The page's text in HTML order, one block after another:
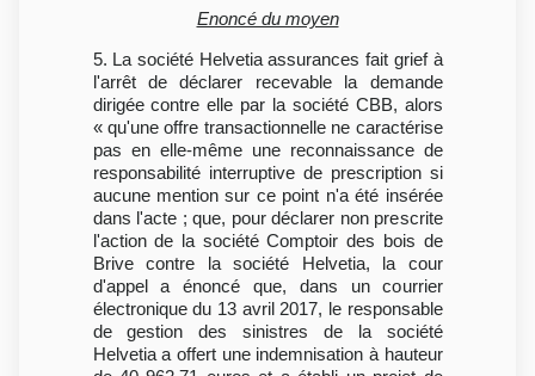
Enoncé du moyen
5. La société Helvetia assurances fait grief à
l'arrêt de déclarer recevable la demande
dirigée contre elle par la société CBB, alors
« qu'une offre transactionnelle ne caractérise
pas en elle-même une reconnaissance de
responsabilité interruptive de prescription si
aucune mention sur ce point n'a été insérée
dans l'acte ; que, pour déclarer non prescrite
l'action de la société Comptoir des bois de
Brive contre la société Helvetia, la cour
d'appel a énoncé que, dans un courrier
électronique du 13 avril 2017, le responsable
de gestion des sinistres de la société
Helvetia a offert une indemnisation à hauteur